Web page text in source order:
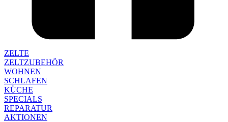
ZELTE
ZELTZUBEHÖR
WOHNEN
SCHLAFEN
KÜCHE
SPECIALS
REPARATUR
AKTIONEN